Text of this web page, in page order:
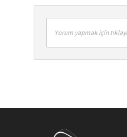
Yorum yapmak için